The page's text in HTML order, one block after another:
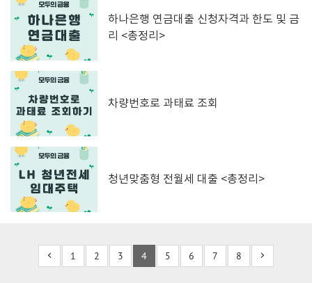
하나은행 연금대출 신청자격과 한도 및 금
리 <총정리>
차량번호로 과태료 조회
청년맞춤형 전월세 대출 <총정리>
1 2 3 4 5 6 7 8